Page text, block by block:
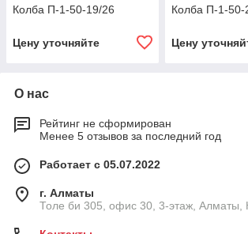
Колба П-1-50-19/26
Цену уточняйте
Колба П-1-50-
Цену
О нас
Рейтинг не сформирован
Менее 5 отзывов за последний год
Работает с 05.07.2022
г. Алматы
Толе би 305, офис 30, 3-этаж, Алматы,